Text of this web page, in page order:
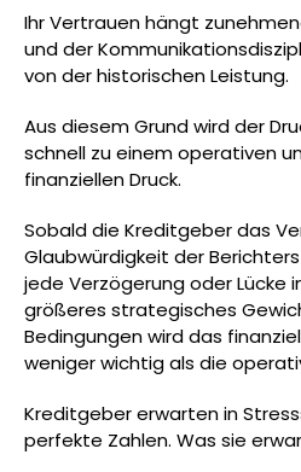
Ihr Vertrauen hängt
und der
von der historischen Leistung.
Aus diesem Grund wird der
schnell zu einem operativen
finanziellen Druck.
Sobald die Kreditgeber das
Glaubwürdigkeit der
jede Verzögerung oder Lücke
größeres strategisches
Bedingungen wird das
weniger wichtig als die
Kreditgeber erwarten in
perfekte Zahlen. Was sie